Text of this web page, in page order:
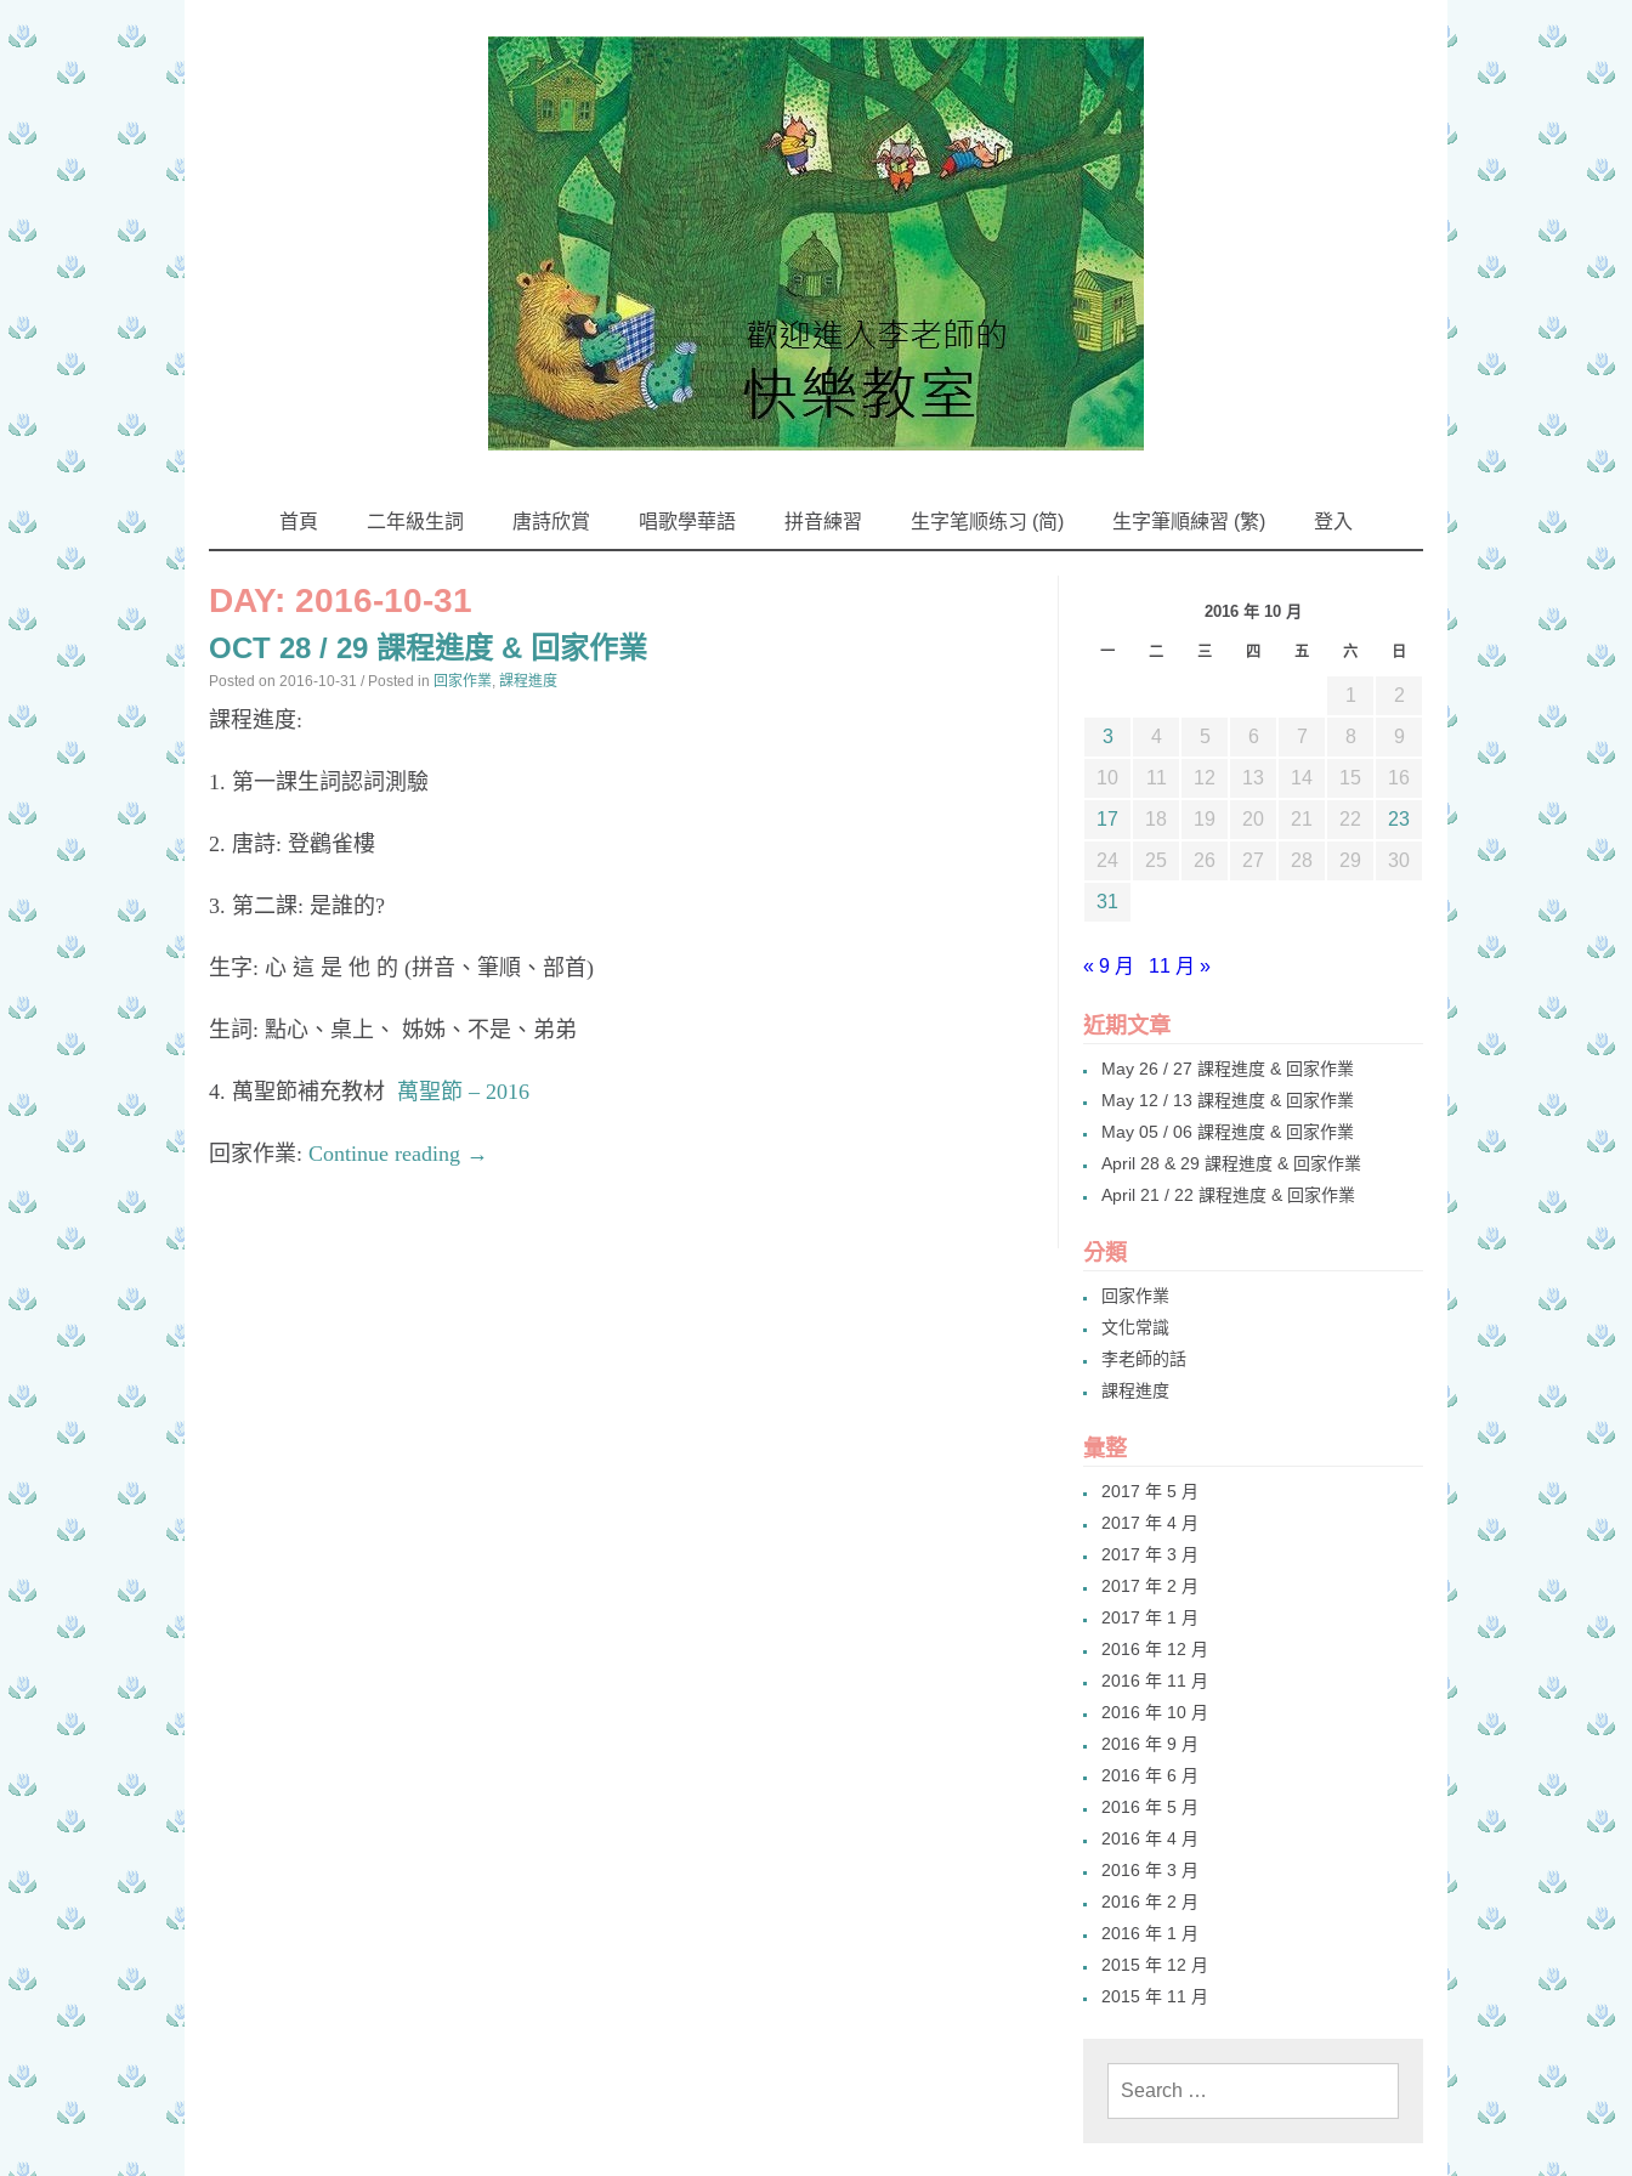
SKIP
TO
首頁 二年級生詞 唐詩欣賞 唱歌學華語 拼音練習 生字笔顺练习 (简) 生字筆順練習 (繁) 登入
DAY: 2016-10-31
OCT 28 / 29 課程進度 & 回家作業
Posted on 2016-10-31 / Posted in 回家作業, 課程進度
課程進度:
1. 第一課生詞認詞測驗
2. 唐詩: 登鸛雀樓
3. 第二課: 是誰的?
生字: 心 這 是 他 的 (拼音、筆順、部首)
生詞: 點心、桌上、 姊姊、不是、弟弟
4. 萬聖節補充教材 萬聖節 – 2016
回家作業: Continue reading →
2016 年 10 月
一 二 三 四 五 六 日
1
2
3
4 5 6 7 8
9
10
11 12 13 14 15
16
17
18 19 20 21 22
23
24
25 26 27 28 29
30
31
« 9 月 11 月 »
近期文章
May 26 / 27 課程進度 & 回家作業
May 12 / 13 課程進度 & 回家作業
May 05 / 06 課程進度 & 回家作業
April 28 & 29 課程進度 & 回家作業
April 21 / 22 課程進度 & 回家作業
分類
回家作業
文化常識
李老師的話
課程進度
彙整
2017 年 5 月
2017 年 4 月
2017 年 3 月
2017 年 2 月
2017 年 1 月
2016 年 12 月
2016 年 11 月
2016 年 10 月
2016 年 9 月
2016 年 6 月
2016 年 5 月
2016 年 4 月
2016 年 3 月
2016 年 2 月
2016 年 1 月
2015 年 12 月
2015 年 11 月